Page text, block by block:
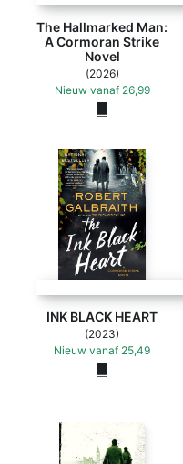
The Hallmarked Man:
A Cormoran Strike
Novel
(2026)
Nieuw vanaf 26,99
INK BLACK HEART
(2023)
Nieuw vanaf 25,49